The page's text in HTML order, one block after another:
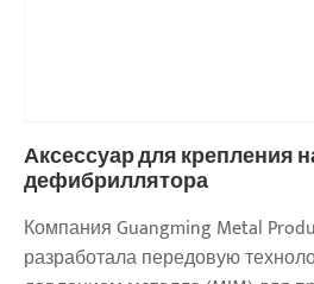
Аксессуар для крепления
дефибриллятора
Компания Guangming Metal
разработала передовую